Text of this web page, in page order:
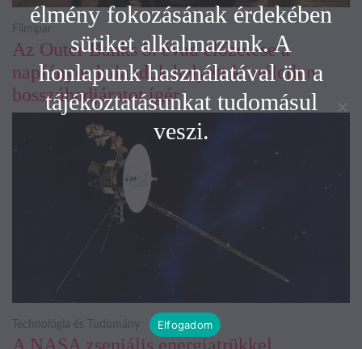
Az Outer Banks 5. évad előzetese a
napfényes kalandok helyett kíméletlen
bosszúhadjáratot ígér
Filmipar
Technológia és Tudomány
élmény fokozásának érdekében
sütiket alkalmazunk. A
honlapunk használatával ön a
tájékoztatásunkat tudomásul
veszi.
Elfogadom